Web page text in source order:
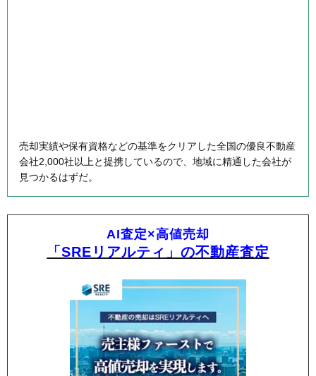
売却実績や保有資格などの基準をクリアした全国の優良不動産
会社2,000社以上と提携しているので、地域に精通した会社が
見つかるはずだ。
AI査定×高値売却
「SREリアルティ」の不動産査定